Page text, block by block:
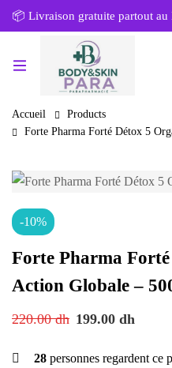
📦 Livraison gratuite partout au
Accueil
Products
Forte Pharma Forté Détox 5
-10%
Forte Pharma
Action Globale –
220.00dh 199.00 dh
28 personnes regardent ce